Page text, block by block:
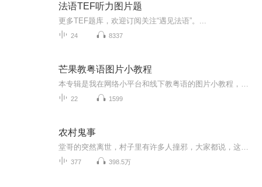
法语TEF听力图片题
更多TEF题库，欢迎订阅关注“遇见法语”。...
24 8337
芒果教粤语图片小教程
22 1599
农村鬼事
377 398.5万